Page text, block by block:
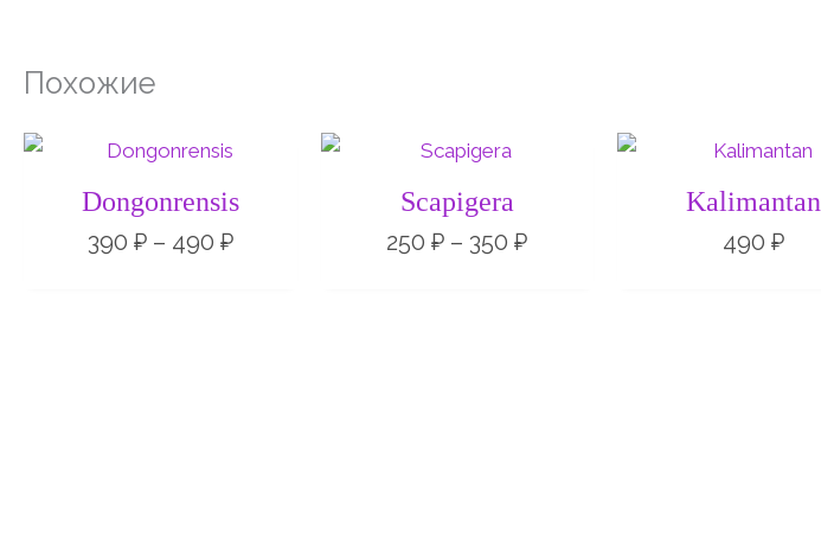
Похожие
Dongonrensis
390 ₽ – 490 ₽
Диапазон
390 ₽
–
490 ₽
Scapigera
250₽ – 350₽
Диапазон
350 ₽
Kalimantan
490₽